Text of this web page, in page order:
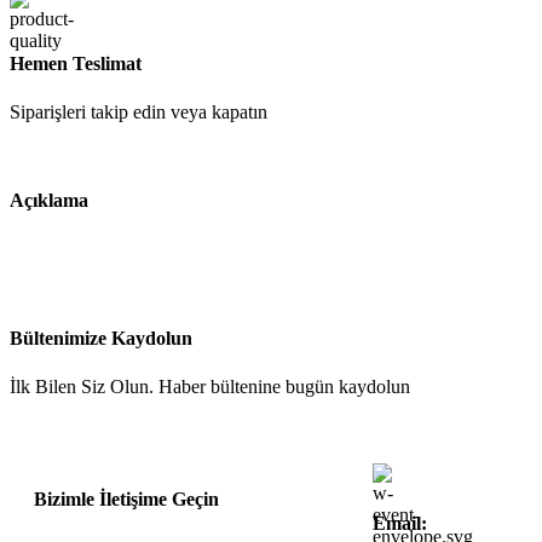
Hemen Teslimat
Siparişleri takip edin veya kapatın
Açıklama
Bültenimize Kaydolun
İlk Bilen Siz Olun. Haber bültenine bugün kaydolun
Bizimle İletişime Geçin
Email: